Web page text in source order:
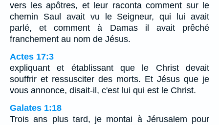
vers les apôtres, et leur raconta comment sur le
chemin Saul avait vu le Seigneur, qui lui avait
parlé, et comment à Damas il avait prêché
franchement au nom de Jésus.
Actes 17:3
expliquant et établissant que le Christ devait
souffrir et ressusciter des morts. Et Jésus que je
vous annonce, disait-il, c'est lui qui est le Christ.
Galates 1:18
Trois ans plus tard, je montai à Jérusalem pour